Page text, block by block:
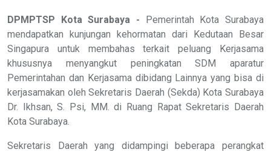
DPMPTSP Kota Surabaya - Pemerintah Kota Surabaya
mendapatkan kunjungan kehormatan dari Kedutaan Besar
Singapura untuk membahas terkait peluang Kerjasama
khususnya menyangkut peningkatan SDM aparatur
Pemerintahan dan Kerjasama dibidang Lainnya yang bisa di
kerjasamakan oleh Sekretaris Daerah (Sekda) Kota Surabaya
Dr. Ikhsan, S. Psi, MM. di Ruang Rapat Sekretaris Daerah
Kota Surabaya.
Sekretaris Daerah yang didampingi beberapa perangkat